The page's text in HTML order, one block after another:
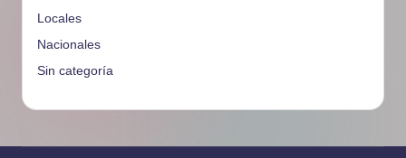
Locales
Nacionales
Sin categoría